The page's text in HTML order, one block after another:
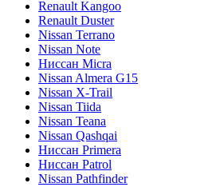
Renault Kangoo
Renault Duster
Nissan Terrano
Nissan Note
Ниссан Micra
Nissan Almera G15
Nissan X-Trail
Nissan Tiida
Nissan Teana
Nissan Qashqai
Ниссан Primera
Ниссан Patrol
Nissan Pathfinder